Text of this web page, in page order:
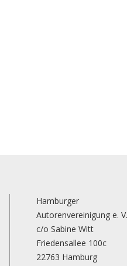
Hamburger
Autorenvereinigung e. V.
c/o Sabine Witt
Friedensallee 100c
22763 Hamburg